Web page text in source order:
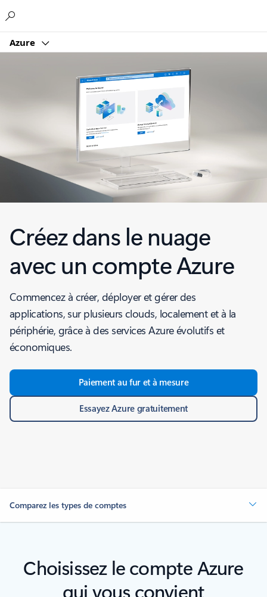
Azure
Créez dans le nuage
avec un compte Azure
Commencez à créer, déployer et gérer des
applications, sur plusieurs clouds, localement et à la
périphérie, grâce à des services Azure évolutifs et
économiques.
Paiement au fur et à mesure
Essayez Azure gratuitement
Comparez les types de comptes
Choisissez le compte Azure
qui vous convient